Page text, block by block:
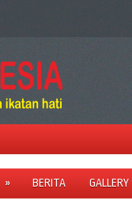
» BERITA GALLERY